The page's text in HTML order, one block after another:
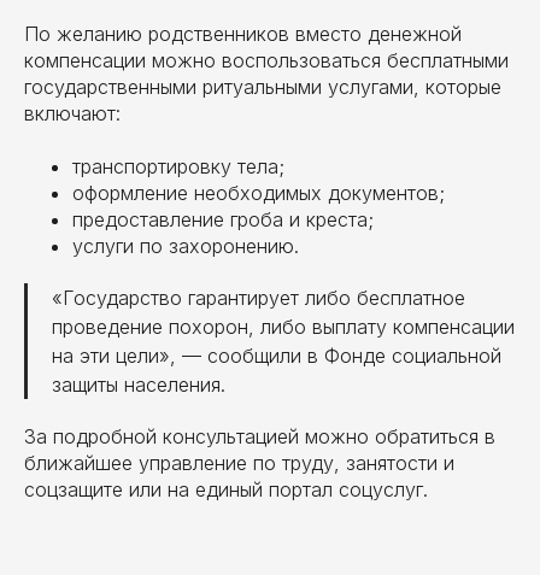
По желанию родственников вместо денежной
компенсации можно воспользоваться бесплатными
государственными ритуальными услугами, которые
включают:
транспортировку тела;
оформление необходимых документов;
предоставление гроба и креста;
услуги по захоронению.
«Государство гарантирует либо бесплатное
проведение похорон, либо выплату компенсации
на эти цели», — сообщили в Фонде социальной
защиты населения.
За подробной консультацией можно обратиться в
ближайшее управление по труду, занятости и
соцзащите или на единый портал соцуслуг.